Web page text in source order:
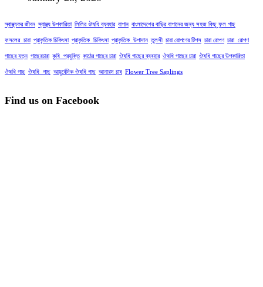
স্বাস্থ্যকর জীবন স্বাস্থ্য উপকারিতা লিলির ঔষধি ব্যবহার বাগান বাংলাদেশের বাড়ির বাগানের জন্য সহজ কিছু ফুল গাছ
ফসলের_চারা প্রাকৃতিক চিকিৎসা প্রাকৃতিক_চিকিৎসা প্রাকৃতিক_উপাদান তুলসী চারা রোপণের টিপস চারা রোপণ চারা_রোপণ
গাছের যত্ন গাছেরচারা কৃষি_প্রযুক্তি কাঠের গাছের চারা ঔষধি গাছের ব্যবহার ঔষধি গাছের চারা ঔষধি গাছের উপকারিতা
ঔষধি গাছ ঔষধি_গাছ আয়ুর্বেদিক ঔষধি গাছ আনারস চাষ Flower Tree Saplings
Find us on Facebook